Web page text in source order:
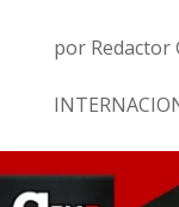
por Redactor